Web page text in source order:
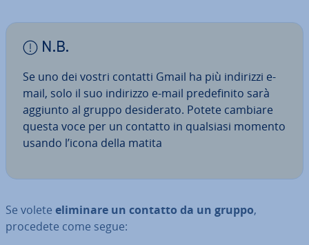
N.B.
Se uno dei vostri contatti Gmail ha più indirizzi e-
mail, solo il suo indirizzo e-mail pre­de­fi­ni­to sarà
aggiunto al gruppo de­si­de­ra­to. Potete cambiare
questa voce per un contatto in qualsiasi momento
usando l’icona della matita
Se volete eliminare un contatto da un gruppo,
procedete come segue: